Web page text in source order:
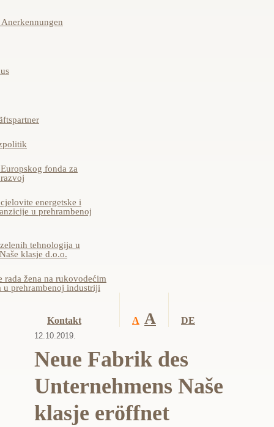
Anerkennungen
fonda za
energetske i
u prehrambenoj
tehnologija u
klasje d.o.o.
rada žena na rukovodećim
u prehrambenoj industriji
Kontakt A A DE
12.10.2019.
Neue Fabrik des
Unternehmens Naše
klasje eröffnet